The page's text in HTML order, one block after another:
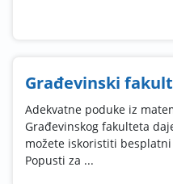
Građevinski
Adekvatne poduke iz
Građevinskog fakulteta
možete iskoristiti
Popusti za ...